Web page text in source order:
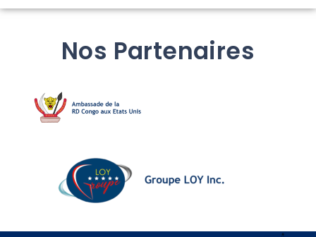
Nos Partenaires